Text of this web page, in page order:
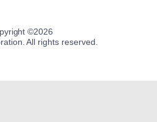
©2026
All rights reserved.